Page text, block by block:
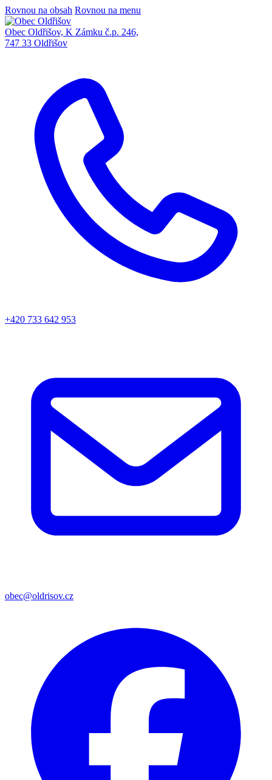
Rovnou na obsah Rovnou na menu
Obec Oldřišov, K Zámku č.p. 246,
747 33 Oldřišov
+420 733 642 953
obec@oldrisov.cz